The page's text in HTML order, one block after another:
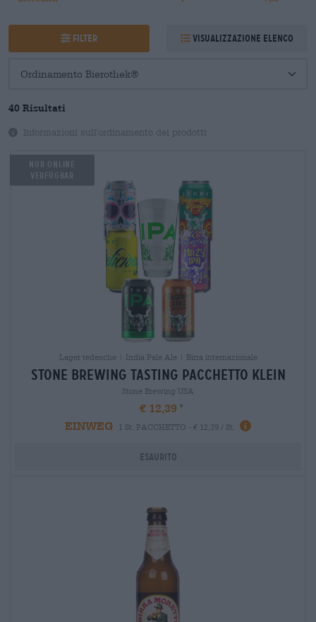
Filter Visualizzazione elenco
40 Risultati
Informazioni sull'ordinamento dei prodotti
NUR ONLINE
VERFÜGBAR
Lager tedesche | India Pale Ale | Birra internazionale
stone brewing tasting pacchetto klein
Stone Brewing USA
€ 12,39
EINWEG
1 St. PACCHETTO - € 12,39 / St.
Esaurito